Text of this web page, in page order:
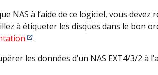
NAS à l’aide de ce logiciel, vous
à étiqueter les disques dans le bon
.
les données d’un NAS EXT4/3/2 à